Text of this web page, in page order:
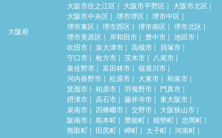
大阪府
大阪市住之江区
大阪市平野区
大阪市北区
大阪市中央区
堺市堺区
堺市中区
堺市東区
堺市西区 堺市南区
堺市北区
堺市美原区
岸和田市 豊中市
池田市
吹田市
泉大津市 高槻市
貝塚市
守口市
枚方市 茨木市
八尾市
泉佐野市
富田林市
寝屋川市
河内長野市
松原市 大東市
和泉市
箕面市
柏原市 羽曳野市
門真市
摂津市
高石市 藤井寺市
東大阪市
泉南市
四條畷市 交野市
大阪狭山市
阪南市
島本町 豊能町 能勢町
忠岡町
熊取町
田尻町 岬町 太子町
河南町